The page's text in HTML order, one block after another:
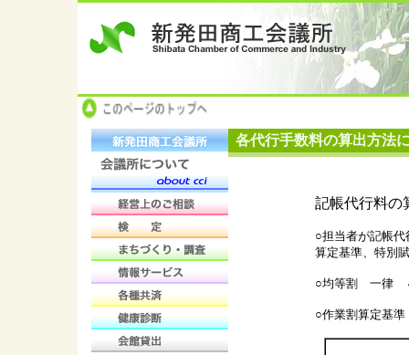
各代行手数料の算出方法
記帳代行料の
○担当者が記帳
算定基準、特別
○均等割 一律
○作業割算定基準